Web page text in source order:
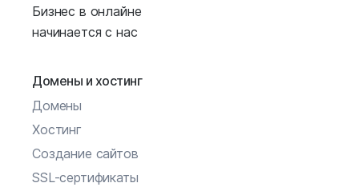
Бизнес в онлайне
начинается с нас
Домены и хостинг
Домены
Хостинг
Создание сайтов
SSL-сертификаты